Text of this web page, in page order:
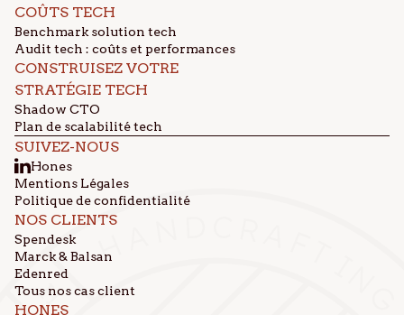
COÛTS TECH
Benchmark solution tech
Audit tech : coûts et performances
CONSTRUISEZ VOTRE
STRATÉGIE TECH
Shadow CTO
Plan de scalabilité tech
SUIVEZ-NOUS
Hones
Mentions Légales
Politique de confidentialité
NOS CLIENTS
Spendesk
Marck & Balsan
Edenred
Tous nos cas client
HONES